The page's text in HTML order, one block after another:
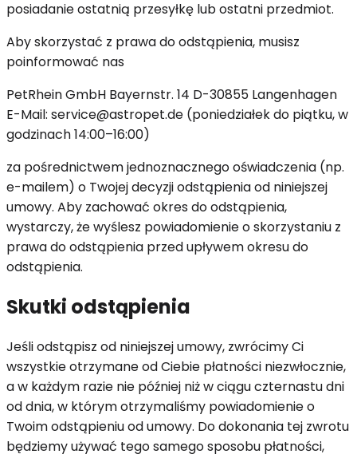
posiadanie ostatnią przesyłkę lub ostatni przedmiot.
Aby skorzystać z prawa do odstąpienia, musisz
poinformować nas
PetRhein GmbH Bayernstr. 14 D-30855 Langenhagen
E-Mail: service@astropet.de (poniedziałek do piątku, w
godzinach 14:00–16:00)
za pośrednictwem jednoznacznego oświadczenia (np.
e-mailem) o Twojej decyzji odstąpienia od niniejszej
umowy. Aby zachować okres do odstąpienia,
wystarczy, że wyślesz powiadomienie o skorzystaniu z
prawa do odstąpienia przed upływem okresu do
odstąpienia.
Skutki odstąpienia
Jeśli odstąpisz od niniejszej umowy, zwrócimy Ci
wszystkie otrzymane od Ciebie płatności niezwłocznie,
a w każdym razie nie później niż w ciągu czternastu dni
od dnia, w którym otrzymaliśmy powiadomienie o
Twoim odstąpieniu od umowy. Do dokonania tej zwrotu
będziemy używać tego samego sposobu płatności,